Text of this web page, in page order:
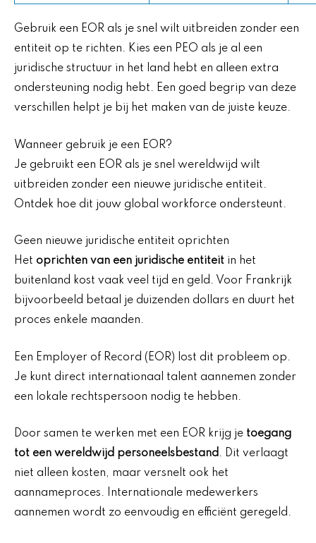
Gebruik een EOR als je snel wilt uitbreiden zonder een
entiteit op te richten. Kies een PEO als je al een
juridische structuur in het land hebt en alleen extra
ondersteuning nodig hebt. Een goed begrip van deze
verschillen helpt je bij het maken van de juiste keuze.
Wanneer gebruik je een EOR?
Je gebruikt een EOR als je snel wereldwijd wilt
uitbreiden zonder een nieuwe juridische entiteit.
Ontdek hoe dit jouw global workforce ondersteunt.
Geen nieuwe juridische entiteit oprichten
Het oprichten van een juridische entiteit in het
buitenland kost vaak veel tijd en geld. Voor Frankrijk
bijvoorbeeld betaal je duizenden dollars en duurt het
proces enkele maanden.
Een Employer of Record (EOR) lost dit probleem op.
Je kunt direct internationaal talent aannemen zonder
een lokale rechtspersoon nodig te hebben.
Door samen te werken met een EOR krijg je toegang
tot een wereldwijd personeelsbestand . Dit verlaagt
niet alleen kosten, maar versnelt ook het
aannameproces. Internationale medewerkers
aannemen wordt zo eenvoudig en efficiënt geregeld.